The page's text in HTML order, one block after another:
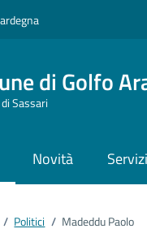
di Golfo
Sassari
Novità
/ Politici / Madeddu Paolo